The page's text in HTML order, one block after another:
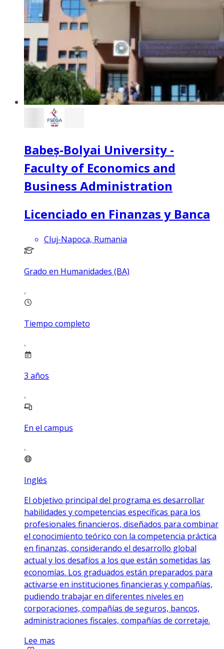
Babeș-Bolyai University -
Faculty of Economics and
Business Administration
Licenciado en Finanzas y Banca
Cluj-Napoca, Rumania
Grado en Humanidades (BA)
Tiempo completo
3 años
En el campus
Inglés
El objetivo principal del programa es desarrollar
habilidades y competencias específicas para los
profesionales financieros, diseñados para combinar
el conocimiento teórico con la competencia práctica
en finanzas, considerando el desarrollo global
actual y los desafíos a los que están sometidas las
economías. Los graduados están preparados para
activarse en instituciones financieras y compañías,
pudiendo trabajar en diferentes niveles en
corporaciones, compañías de seguros, bancos,
administraciones fiscales, compañías de corretaje.
Lee mas